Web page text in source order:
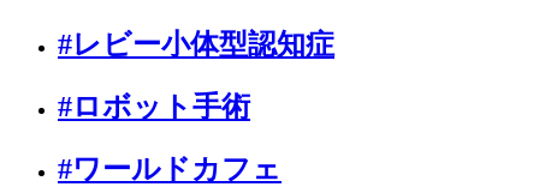
#レビー小体型認知症
#ロボット手術
#ワールドカフェ